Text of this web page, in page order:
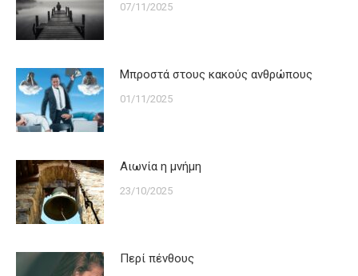
07/11/2025
Μπροστά στους κακούς ανθρώπους
01/11/2025
Αιωνία η μνήμη
23/10/2025
Περί πένθους